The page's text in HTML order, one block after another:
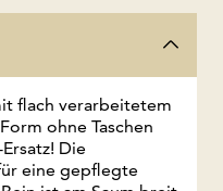
flach verarbeitetem
ohne Taschen
Die
eine gepflegte